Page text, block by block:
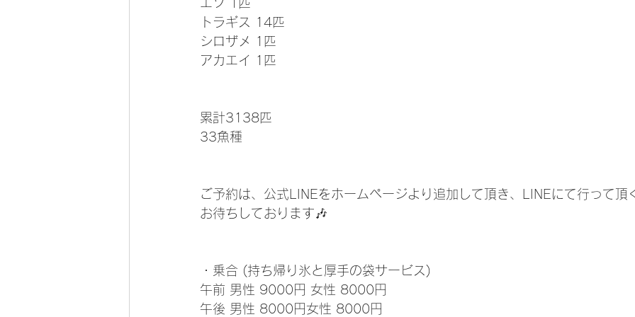
エソ 1匹
トラギス 14匹
シロザメ 1匹
アカエイ 1匹
累計3138匹
33魚種
ご予約は、公式LINEをホームページより追加して頂き、LINEにて行って頂
お待ちしております🎶
・乗合 (持ち帰り氷と厚手の袋サービス)
午前 男性 9000円 女性 8000円
午後 男性 8000円女性 8000円